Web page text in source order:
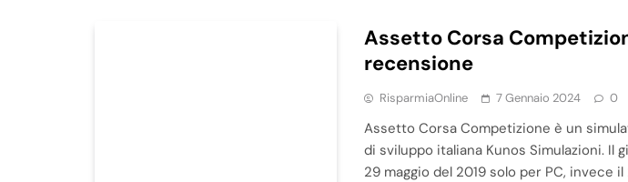
Assetto Corsa
recensione
RisparmiaOnline 7 Gennaio 2024 0
Assetto Corsa Competizione è un
di sviluppo italiana Kunos Simulazioni. Il
29 maggio del 2019 solo per PC, invece